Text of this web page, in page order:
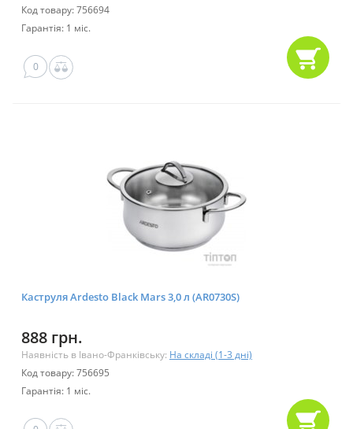
Код товару: 756694
Гарантія: 1 міс.
0
Каструля Ardesto Black Mars 3,0 л (AR0730S)
888 грн.
Наявність в Івано-Франківську: На складі (1-3 дні)
Код товару: 756695
Гарантія: 1 міс.